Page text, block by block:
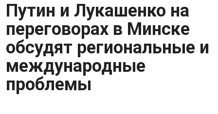
Путин и Лукашенко на
переговорах в Минске
обсудят региональные и
международные
проблемы